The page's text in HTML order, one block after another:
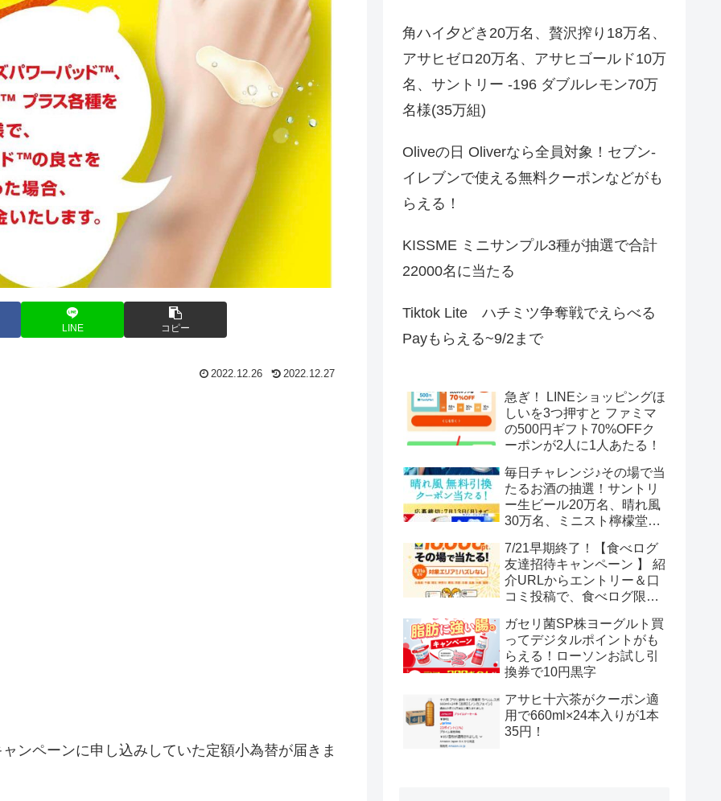
LINE コピー
2022.12.26 2022.12.27
ンペーンに申し込みしていた定額小為替が届きま
角ハイ夕どき20万名、贅沢搾り18万名、
アサヒゼロ20万名、アサヒゴールド10万
名、サントリー -196 ダブルレモン70万
名様(35万組)
Oliveの日 Oliverなら全員対象！セブン‐
イレブンで使える無料クーポンなどがも
らえる！
KISSME ミニサンプル3種が抽選で合計
22000名に当たる
Tiktok Lite ハチミツ争奪戦でえらべる
Payもらえる~9/2まで
急ぎ！ LINEショッピングほ
しいを3つ押すと ファミマ
の500円ギフト70%OFFク
ーポンが2人に1人あたる！
毎日チャレンジ♪その場で当
たるお酒の抽選！サントリ
ー生ビール20万名、晴れ風
30万名、ミニスト檸檬堂2
ボール12.3万名
7/21早期終了！【食べログ
友達招待キャンペーン 】 紹
介URLからエントリー＆口
コミ投稿で、食べログ限定
トがもらえる
ガセリ菌SP株ヨーグルト買
ってデジタルポイントがも
らえる！ローソンお試し引
換券で10円黒字
アサヒ十六茶がクーポン適
用で660ml×24本入りが1本
35円！